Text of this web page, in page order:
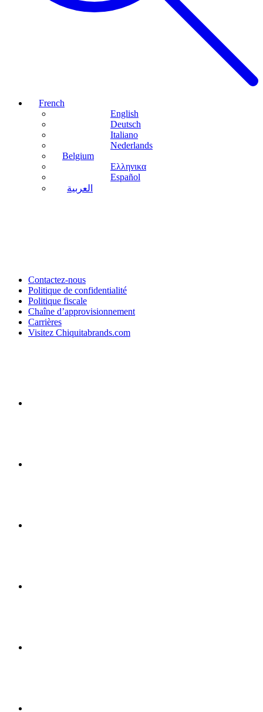
French
English
Deutsch
Italiano
Nederlands
Belgium
Ελληνικα
Español
العربية
Contactez-nous
Politique de confidentialité
Politique fiscale
Chaîne d’approvisionnement
Carrières
Visitez Chiquitabrands.com